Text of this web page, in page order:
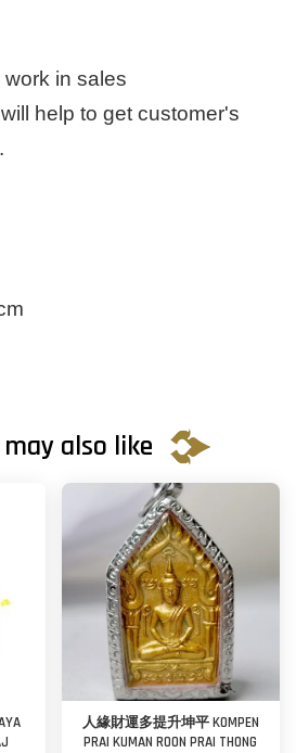
in sales
help to get customer's
also like
人緣財運多提升坤平 KOMPEN
PRAI KUMAN ROON PRAI THONG